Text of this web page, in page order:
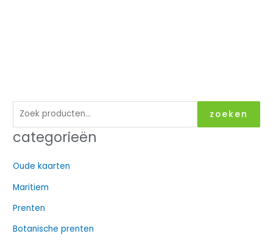
o
e
n
n
a
zoeken
categorieën
Oude kaarten
Maritiem
Prenten
Botanische prenten